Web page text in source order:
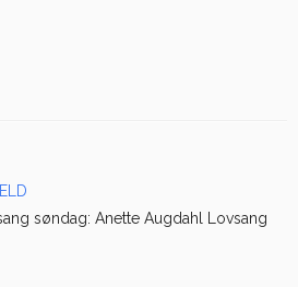
søndag: Anette Augdahl Lovsang